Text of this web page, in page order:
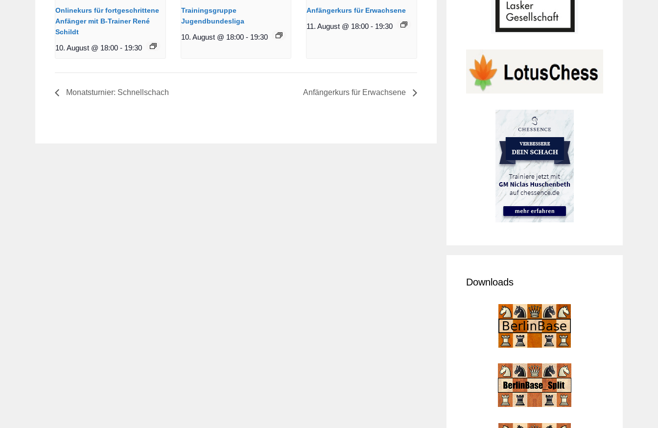
Onlinekurs für fortgeschrittene
Anfänger mit B-Trainer René
Schildt
10. August @ 18:00 - 19:30
Trainingsgruppe
Jugendbundesliga
10. August @ 18:00 - 19:30
Anfängerkurs für Erwachsene
11. August @ 18:00 - 19:30
Monatsturnier: Schnellschach Anfängerkurs für Erwachsene
Downloads